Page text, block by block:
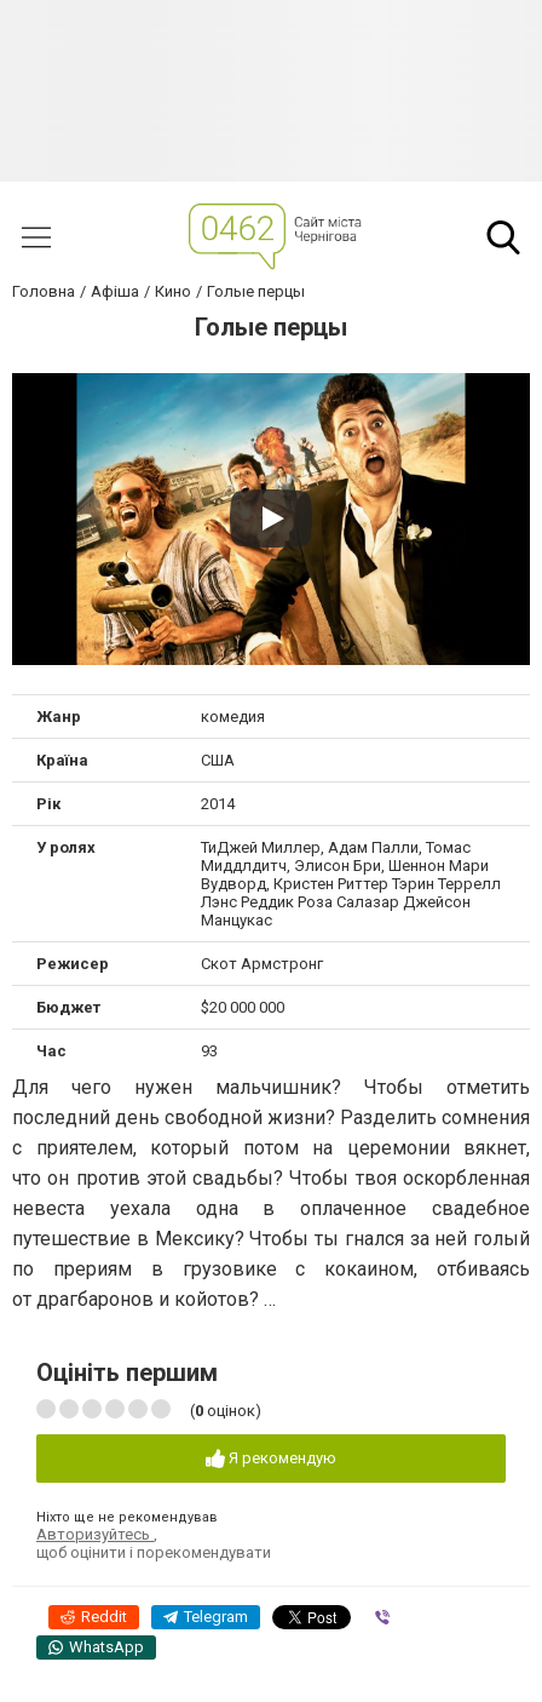
Головна Афіша Кино Голые перцы
Голые перцы
Жанр комедия
Країна США
Рік 2014
У ролях
ТиДжей Миллер, Адам Палли, Томас
Миддлдитч, Элисон Бри, Шеннон Мари
Вудворд, Кристен Риттер Тэрин Террелл
Лэнс Реддик Роза Салазар Джейсон
Манцукас
Режисер Скот Армстронг
Бюджет $20 000 000
Час 93
Для чего нужен мальчишник? Чтобы отметить
последний день свободной жизни? Разделить сомнения
с приятелем, который потом на церемонии вякнет,
что он против этой свадьбы? Чтобы твоя оскорбленная
невеста уехала одна в оплаченное свадебное
путешествие в Мексику? Чтобы ты гнался за ней голый
по прериям в грузовике с кокаином, отбиваясь
от драгбаронов и койотов? …
Оцініть першим
(0 оцінок)
Я рекомендую
Ніхто ще не рекомендував
Авторизуйтесь ,
щоб оцінити і порекомендувати
Reddit Telegram
WhatsApp